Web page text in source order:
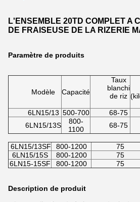
L'ENSEMBLE 20TD COMPLET A
DE FRAISEUSE DE LA RIZERIE
Paramètre de produits
Modèle Capacité
Taux
blanchi
de riz
6LN15/13 500-700 68-75
6LN15/13S
800-
1100
68-75
6LN15/13SF 800-1200 75
6LN15/15S
800-1200 75
6LN15-15SF
800-1200 75
Description de produit